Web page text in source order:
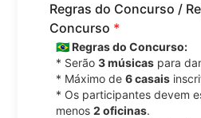
Regras do Concurso /
Concurso *
🇧🇷 Regras do Concurso:
* Serão3 músicas para
* Máximo de6 casais
* Os participantes devem
menos2 oficinas.